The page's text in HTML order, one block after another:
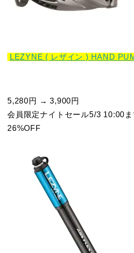
LEZYNE ( レザイン ) HAND
5,280円 → 3,900円
会員限定ナイトセール5/3 10:00
26%OFF